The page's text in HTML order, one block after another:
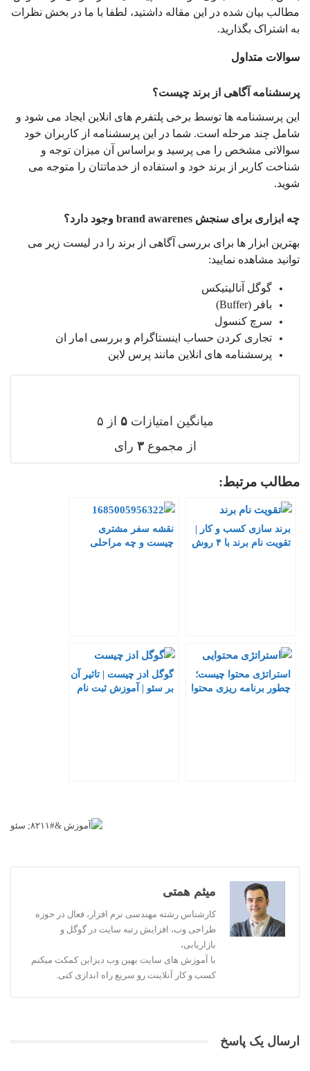
مطالب بیان شده در این مقاله داشتید، لطفا با ما در بخش نظرات
به اشتراک بگذارید.
سوالات متداول
پرسشنامه آگاهی از برند چیست؟
این پرسشنامه ها توسط برخی پلتفرم های انلاین ایجاد می شود و
شامل چند مرحله است. شما در این پرسشنامه از کاربران خود
سوالاتی مشخص را می پرسید و براساس آن میزان توجه و
شناخت کاربر از برند خود و استفاده از خدماتتان را متوجه می
شوید.
چه ابزاری برای سنجش brand awarenes وجود دارد؟
بهترین ابزار ها برای بررسی آگاهی از برند را در لیست زیر می
توانید مشاهده نمایید:
گوگل‌ آنالیتیکس
بافر (Buffer)
سرچ کنسول
تجاری کردن حساب اینستاگرام و بررسی امار ان
پرسشنامه های انلاین مانند پرس لاین
میانگین امتیازات۵ از ۵
از مجموع۳ رای
مطالب مرتبط:
برند سازی کسب و کار |
تقویت نام برند با ۴ روش
نقشه سفر مشتری
چیست و چه مراحلی
استراتژی محتوا چیست؛
چطور برنامه ریزی محتوا
گوگل ادز چیست | تاثیر آن
بر سئو | آموزش ثبت نام
میثم همتی
کارشناس رشته مهندسی نرم افزار، فعال در حوزه
طراحی وب، افزایش رتبه سایت در گوگل و
بازاریابی،
با آموزش های سایت بهین وب دیزاین کمکت میکنم
کسب و کار آنلاینت رو سریع راه اندازی کنی.
ارسال یک پاسخ